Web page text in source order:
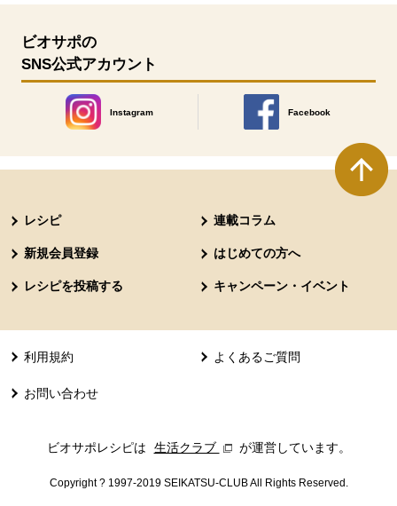
ビオサポの
SNS公式アカウント
Instagram
別のウィンドウで開きます。
Facebook
別のウィンドウで開きます
レシピ 連載コラム
新規会員登録 はじめての方へ
レシピを投稿する キャンペーン・イベント
利用規約 よくあるご質問
お問い合わせ
ビオサポレシピは 生活クラブ 別のウィンドウで開きます。
が運営しています。
Copyright ? 1997-2019 SEIKATSU-CLUB All Rights Reserved.